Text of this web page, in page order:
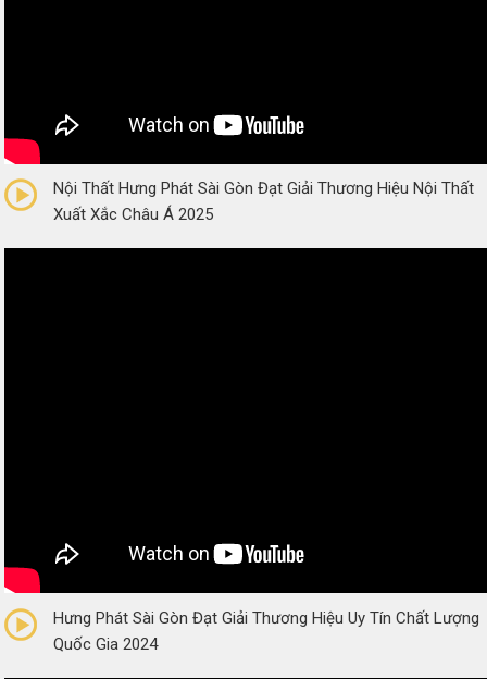
(0 Reviews)
Nội Thất Hưng Phát Sài Gòn Đạt Giải Thương Hiệu Nội Thất
Xuất Xắc Châu Á 2025
(0 Reviews)
Hưng Phát Sài Gòn Đạt Giải Thương Hiệu Uy Tín Chất Lượng
Quốc Gia 2024